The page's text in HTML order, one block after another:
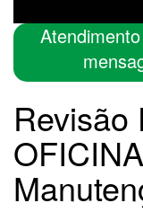
Revisão